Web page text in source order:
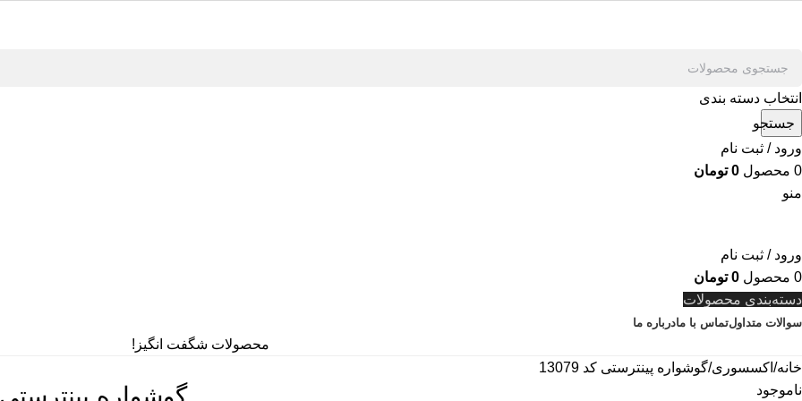
انتخاب دسته بندی
جستجو
ورود / ثبت نام
0 محصول 0 تومان
منو
ورود / ثبت نام
0 محصول 0 تومان
دسته‌بندی محصولات
سوالات متداولتماس با مادرباره ما
محصولات شگفت انگیز!
خانه اکسسوری گوشواره پینترستی کد 13079
ناموجود